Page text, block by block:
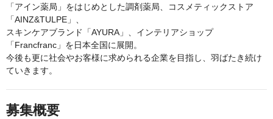
「アイン薬局」をはじめとした調剤薬局、コスメティックストア
「AINZ&TULPE」、
スキンケアブランド「AYURA」、インテリアショップ
「Francfranc」を日本全国に展開。
今後も更に社会やお客様に求められる企業を目指し、羽ばたき続け
ていきます。
募集概要